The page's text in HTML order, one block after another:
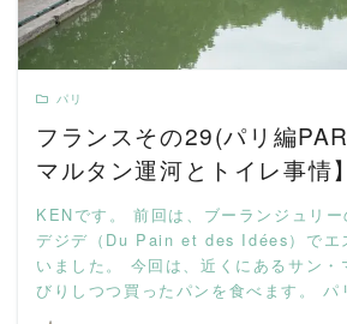
パリ
フランスその29(パリ編
マルタン運河とトイレ事情】
KENです。 前回は、ブーランジュリー
デジデ（Du Pain et des Idées）でエ
いました。 今回は、近くにあるサン・
びりしつつ買ったパンを食べます。